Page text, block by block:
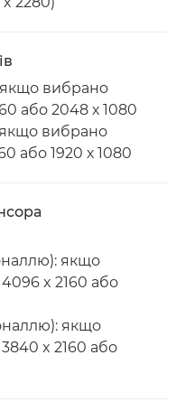
вибрано
або 2048 х 1080
вибрано
або 1920 х 1080
якщо
x 2160 або
якщо
x 2160 або